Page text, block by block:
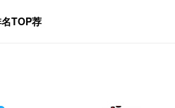
TOP荐